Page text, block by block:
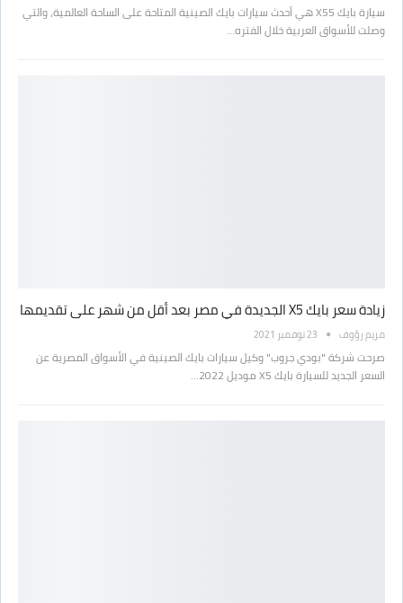
سيارة بايك X55 هي أحدث سيارات بايك الصينية المتاحة على الساحة العالمية، والتي
وصلت للأسواق العربية خلال الفتره…
زيادة سعر بايك X5 الجديدة في مصر بعد أقل من شهر على تقديمها
مريم رؤوف 23 نوفمبر 2021
صرحت شركة "بودي جروب" وكيل سيارات بايك الصينية في الأسواق المصرية عن
السعر الجديد للسيارة بايك X5 موديل 2022…